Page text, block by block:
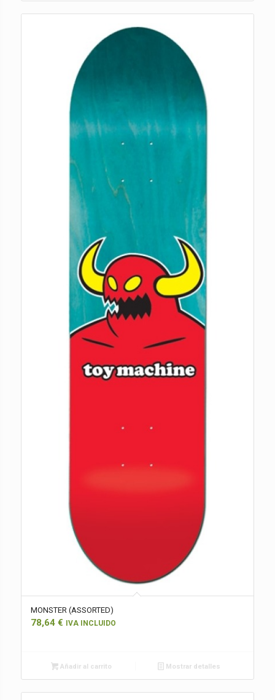
MONSTER (ASSORTED)
78,64 € IVA INCLUIDO
Añadir al carrito Mostrar detalles